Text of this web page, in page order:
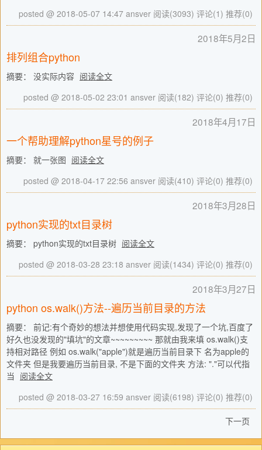
posted @ 2018-05-07 14:47 ansver 阅读(3093) 评论(1) 推荐(0)
2018年5月2日
排列组合python
摘要： 没实际内容 阅读全文
posted @ 2018-05-02 23:01 ansver 阅读(182) 评论(0) 推荐(0)
2018年4月17日
一个帮助理解python星号的例子
摘要： 就一张图 阅读全文
posted @ 2018-04-17 22:56 ansver 阅读(410) 评论(0) 推荐(0)
2018年3月28日
python实现的txt目录树
摘要： python实现的txt目录树 阅读全文
posted @ 2018-03-28 23:18 ansver 阅读(1434) 评论(0) 推荐(0)
2018年3月27日
python os.walk()方法--遍历当前目录的方法
摘要： 前记:有个奇妙的想法并想使用代码实现,发现了一个坑,百度了
好久也没发现的"填坑"的文章~~~~~~~~~ 那就由我来填 os.walk()支
持相对路径 例如 os.walk("apple")就是遍历当前目录下 名为apple的
文件夹 但是我要遍历当前目录, 不是下面的文件夹 方法: "."可以代指
当 阅读全文
posted @ 2018-03-27 16:59 ansver 阅读(6198) 评论(0) 推荐(0)
下一页